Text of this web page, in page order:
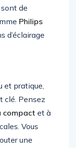
de
Philips
d’éclairage
et pratique,
clé. Pensez
compact et à
Vous
une